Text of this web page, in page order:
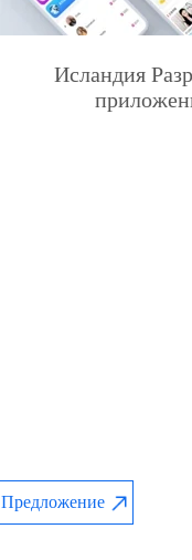
Исландия
Предложение